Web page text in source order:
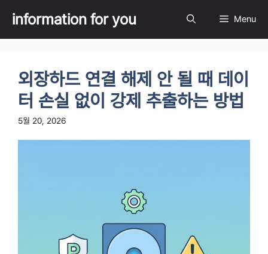
content
information for you Menu
외장하드 연결 해제 안 될 때 데이
터 손실 없이 강제 추출하는 방법
5월 20, 2026